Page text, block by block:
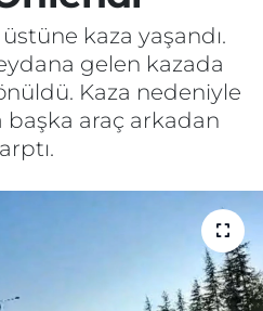
kaza yaşandı.
gelen kazada
Kaza nedeniyle
başka araç arkadan